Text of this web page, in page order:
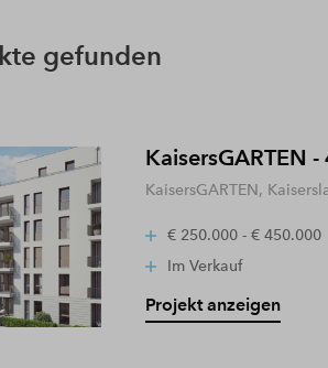
gefunden
KaisersGARTEN -
KaisersGARTEN,
€ 250.000 - € 450.000
Im Verkauf
Projekt anzeigen